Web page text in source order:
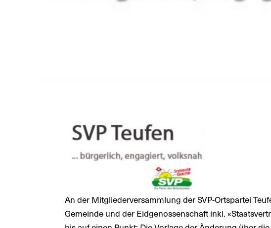
An der Mitgliederversammlung der SVP-Ortspartei
Gemeinde und der Eidgenossenschaft inkl.